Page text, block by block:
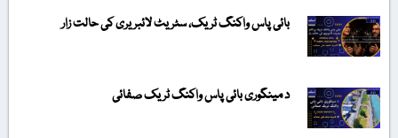
بائی پاس واکنگ ٹریک، سٹریٹ لائبریری کی حالت زار
د مینگوری بائی پاس واکنگ ٹریک صفائی